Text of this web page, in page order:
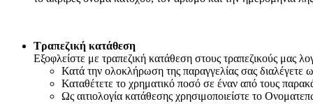
HDMI
RCA
Canon Speakon
BNC
Καλώδια Ηχείων
Τραπεζική κατάθεση
Εξοφλείστε με τραπεζική κατάθεση στους τραπεζικούς μας
Κατά την ολοκλήρωση της παραγγελίας σας
Καταθέτετε το χρηματικό ποσό σε έναν από τους
Ως αιτιολογία κατάθεσης χρησιμοποιείστε το